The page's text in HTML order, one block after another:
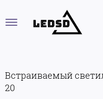
Встраиваемый
20